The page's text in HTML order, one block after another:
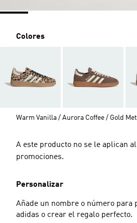
Colores
Warm Vanilla / Aurora Coffee / Gold
A este producto no se le aplican
promociones.
Personalizar
Añade un nombre o número para
adidas o crear el regalo perfecto.